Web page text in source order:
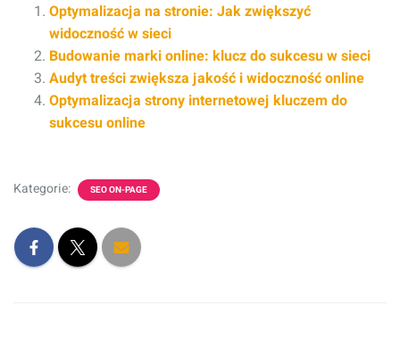
Optymalizacja na stronie: Jak zwiększyć
widoczność w sieci
Budowanie marki online: klucz do sukcesu w sieci
Audyt treści zwiększa jakość i widoczność online
Optymalizacja strony internetowej kluczem do
sukcesu online
Kategorie: SEO ON-PAGE